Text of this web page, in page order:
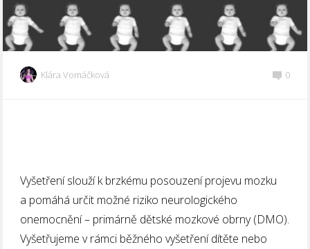
Klára Vomáčková 0
Vyšetření slouží k brzkému posouzení projevu mozku
a pomáhá určit možné riziko neurologického
onemocnění – primárně dětské mozkové obrny (DMO).
Vyšetřujeme v rámci běžného vyšetření dítěte nebo